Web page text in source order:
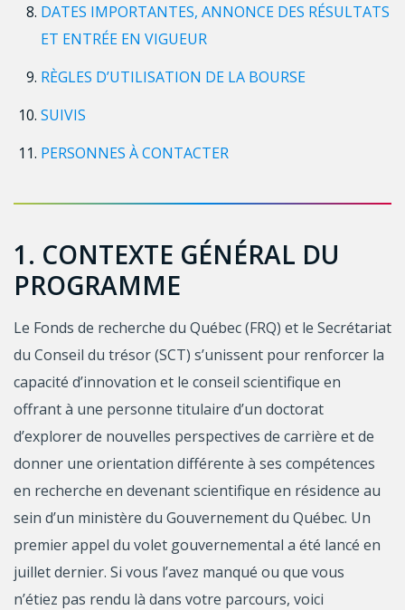
DATES IMPORTANTES, ANNONCE DES RÉSULTATS
ET ENTRÉE EN VIGUEUR
RÈGLES D’UTILISATION DE LA BOURSE
SUIVIS
PERSONNES À CONTACTER
1. CONTEXTE GÉNÉRAL DU
PROGRAMME
Le Fonds de recherche du Québec (FRQ) et le Secrétariat
du Conseil du trésor (SCT) s’unissent pour renforcer la
capacité d’innovation et le conseil scientifique en
offrant à une personne titulaire d’un doctorat
d’explorer de nouvelles perspectives de carrière et de
donner une orientation différente à ses compétences
en recherche en devenant scientifique en résidence au
sein d’un ministère du Gouvernement du Québec. Un
premier appel du volet gouvernemental a été lancé en
juillet dernier. Si vous l’avez manqué ou que vous
n’étiez pas rendu là dans votre parcours, voici